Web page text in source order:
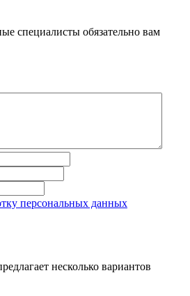
специалисты обязательно вам
персональных данных
несколько вариантов